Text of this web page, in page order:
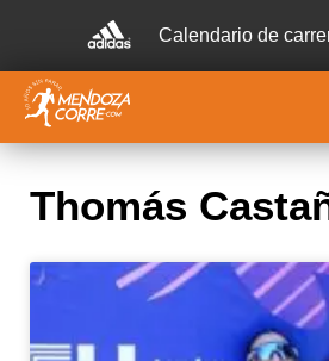
Calendario de
Thomás